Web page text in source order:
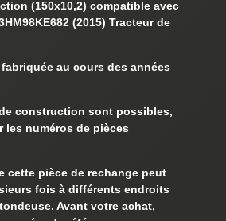
(150x10,2) compatible avec
(2015) Tracteur de
au cours des années
construction sont possibles,
les numéros de pièces
cette pièce de rechange peut
fois à différents endroits
Avant votre achat,